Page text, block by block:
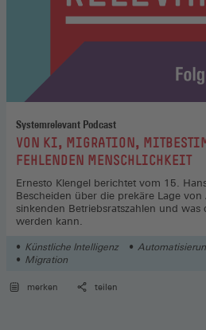
Systemrelevant Podcast
:VON KI, MIGRATION,
FEHLENDEN MENSCHLICHKEIT
Ernesto Klengel berichtet vom 15.
Bescheiden über die prekäre Lage
sinkenden Betriebsratszahlen und
werden kann.
Künstliche Intelligenz
Migration
merken teilen